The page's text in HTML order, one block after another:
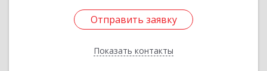
Отправить заявку
Показать контакты
Отправить заявку
Назад